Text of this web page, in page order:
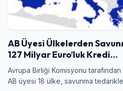
AB Üyesi Ülkelerden
127 Milyar Euro’luk Kredi…
Avrupa Birliği Komisyonu tarafından
AB üyesi 18 ülke, savunma
Giriş Yap
Kullanıcı Adı veya E-posta